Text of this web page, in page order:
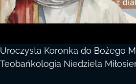
Uroczysta Koronka do Bożego
Teobańkologia Niedziela